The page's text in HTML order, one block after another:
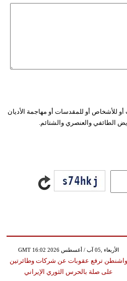
أو للأشخاص أو للمقدسات أو مهاجمة الأديان
الطائفي والعنصري والشتائم.
GMT 16:02 2026 الأربعاء ,05 آب / أغسطس
واشنطن ترفع عقوبات عن شركات وطائرتين
على صلة بالحرس الثوري الإيراني